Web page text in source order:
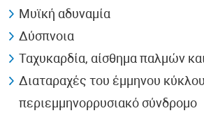
Μυϊκή αδυναμία
Δύσπνοια
Ταχυκαρδία, αίσθημα παλμών
Διαταραχές του έμμηνου
περιεμμηνορρυσιακό σύνδρομο